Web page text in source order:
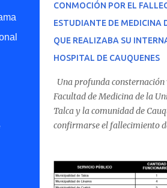
CONMOCIÓN POR EL
ESTUDIANTE DE MEDICINA
QUE REALIZABA SU
HOSPITAL DE CAUQUENES
Una profunda consternación
Facultad de Medicina de la
Talca y la comunidad de
confirmarse el fallecimiento
Cauquenes. De acuerdo con
conocidos, el joven se